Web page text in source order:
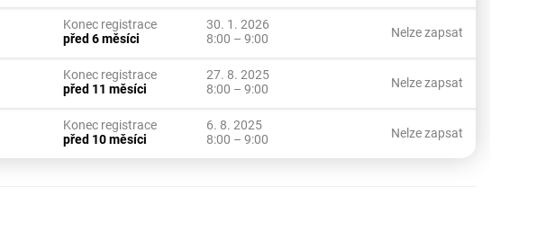
Konec registrace
před 6 měsíci
30. 1. 2026
8:00 – 9:00
Nelze zapsat
Konec registrace
před 11 měsíci
27. 8. 2025
8:00 – 9:00
Nelze zapsat
Konec registrace
před 10 měsíci
6. 8. 2025
8:00 – 9:00
Nelze zapsat